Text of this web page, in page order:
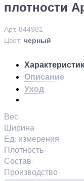
плотности
Арт. 844981
Цвет: черный
Описание
Уход
Вес
Ширина
Ед. измерения
Плотность
Состав
Производство